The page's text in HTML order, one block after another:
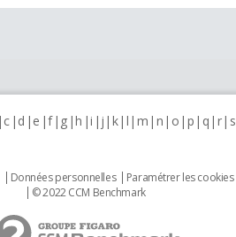
c d e f g h i j k l m n o p q r s
Données personnelles Paramétrer les cookies
© 2022 CCM Benchmark